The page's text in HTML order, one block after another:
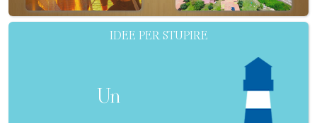
IDEE PER STUPIRE
Un